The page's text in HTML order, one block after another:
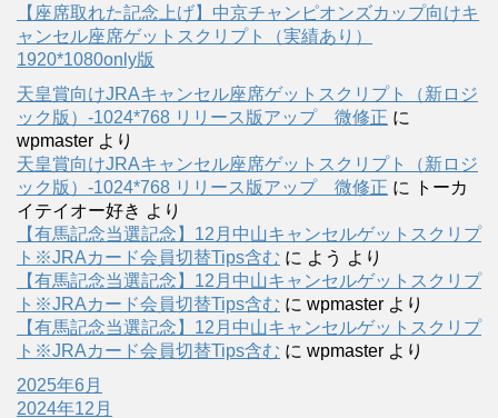
【座席取れた記念上げ】中京チャンピオンズカップ向けキ
ャンセル座席ゲットスクリプト（実績あり）
1920*1080only版
天皇賞向けJRAキャンセル座席ゲットスクリプト（新ロジ
ック版）-1024*768 リリース版アップ 微修正 に
wpmaster より
天皇賞向けJRAキャンセル座席ゲットスクリプト（新ロジ
ック版）-1024*768 リリース版アップ 微修正 に
トーカ
イテイオー好き より
【有馬記念当選記念】12月中山キャンセルゲットスクリプ
ト※JRAカード会員切替Tips含む に よう より
【有馬記念当選記念】12月中山キャンセルゲットスクリプ
ト※JRAカード会員切替Tips含む に wpmaster より
【有馬記念当選記念】12月中山キャンセルゲットスクリプ
ト※JRAカード会員切替Tips含む に wpmaster より
2025年6月
2024年12月